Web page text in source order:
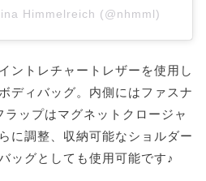
Himmelreich (@nhmml)
ントレチャートレザーを使用し
ディバッグ。内側にはファスナ
ップはマグネットクロージャ
に調整、収納可能なショルダー
ッグとしても使用可能です♪